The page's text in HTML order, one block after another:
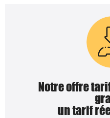
Notre offre
un tarif